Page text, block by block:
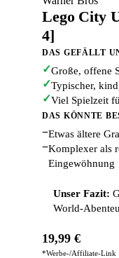
Lego City
4]
DAS GEFÄLLT
✓Große, offene
✓Typischer,
✓Viel Spielzeit
DAS KÖNNTE
−Etwas ältere
−Komplexer als
Eingewöhnung
Unser Fazit:
World-
19,99 €
*Werbe-/Affiliate-Link